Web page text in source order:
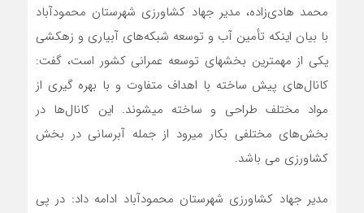
محمد هادی‌زاده، مدیر جهاد کشاورزی شهرستان محمودآباد
با بیان اینکه تأمین آب و توسعه شبکه‌های آبیاری و زهکشی
یکی از مهمترین بخشهای توسعه عمرانی کشور است، گفت:
کانال‌های پیش ساخته با اهداف متفاوت و با بهره گیری از
مواد مختلف طراحی و ساخته میشوند. این کانال‌ها در
بخش‌های مختلفی بکار میرود از جمله آبرسانی در بخش
کشاورزی می باشد.
مدیر جهاد کشاورزی شهرستان محمودآباد ادامه داد: در پی